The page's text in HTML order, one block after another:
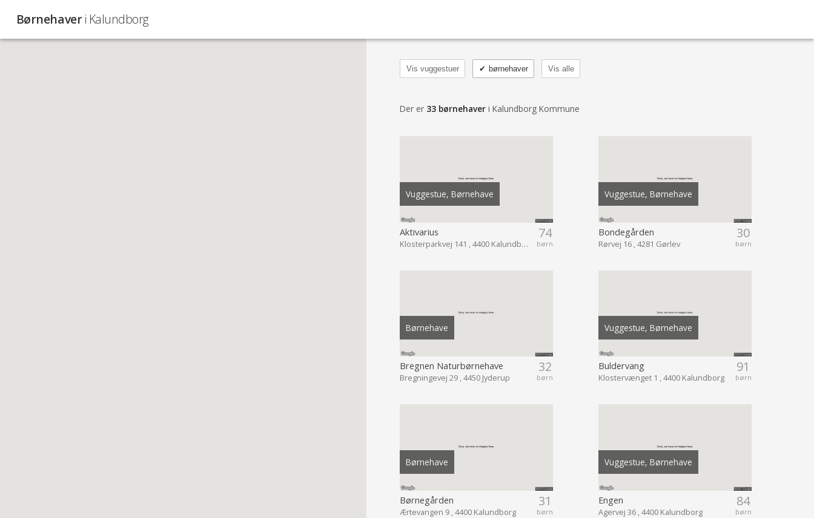
Børnehaveri Kalundborg
Vis vuggestuer børnehaver
✔ Vis alle
Der er 33 børnehaver i Kalundborg Kommune
Vuggestue, Børnehave
74
børn
Aktivarius
Klosterparkvej 141 , 4400 Kalundborg
Vuggestue, Børnehave
30
børn
Bondegården
Rørvej 16 , 4281 Gørlev
Børnehave
32
børn
Bregnen Naturbørnehave
Bregningevej 29 , 4450 Jyderup
Vuggestue, Børnehave
91
børn
Buldervang
Klostervænget 1 , 4400 Kalundborg
Børnehave
31
børn
Børnegården
Ærtevangen 9 , 4400 Kalundborg
Vuggestue, Børnehave
84
børn
Engen
Agervej 36 , 4400 Kalundborg